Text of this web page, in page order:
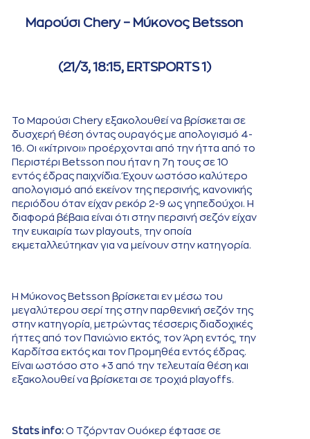
Μαρούσι Chery – Μύκονος Betsson
(21/3, 18:15, ERTSPORTS 1)
Το Μαρούσι Chery εξακολουθεί να βρίσκεται σε
δυσχερή θέση όντας ουραγός με απολογισμό 4-
16. Οι «κίτρινοι» προέρχονται από την ήττα από το
Περιστέρι Betsson που ήταν η 7η τους σε 10
εντός έδρας παιχνίδια. Έχουν ωστόσο καλύτερο
απολογισμό από εκείνον της περσινής, κανονικής
περιόδου όταν είχαν ρεκόρ 2-9 ως γηπεδούχοι. Η
διαφορά βέβαια είναι ότι στην περσινή σεζόν είχαν
την ευκαιρία των playouts, την οποία
εκμεταλλεύτηκαν για να μείνουν στην κατηγορία.
Η Μύκονος Betsson βρίσκεται εν μέσω του
μεγαλύτερου σερί της στην παρθενική σεζόν της
στην κατηγορία, μετρώντας τέσσερις διαδοχικές
ήττες από τον Πανιώνιο εκτός, τον Άρη εντός, την
Καρδίτσα εκτός και τον Προμηθέα εντός έδρας.
Είναι ωστόσο στο +3 από την τελευταία θέση και
εξακολουθεί να βρίσκεται σε τροχιά playoffs.
Stats info: Ο Τζόρνταν Ουόκερ έφτασε σε